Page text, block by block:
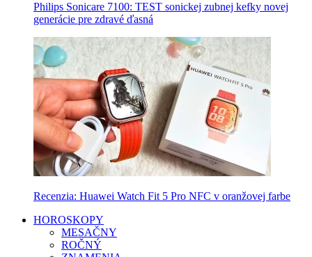
Philips Sonicare 7100: TEST sonickej zubnej kefky novej
generácie pre zdravé ďasná
Recenzia: Huawei Watch Fit 5 Pro NFC v oranžovej farbe
HOROSKOPY
MESAČNY
ROČNÝ